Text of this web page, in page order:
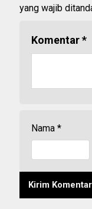
yang wajib
Komentar*
Nama *